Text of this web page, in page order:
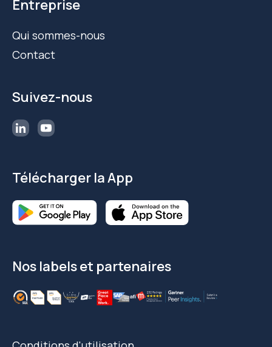
Entreprise
Qui sommes-nous
Contact
Suivez-nous
Télécharger la App
Nos labels et partenaires